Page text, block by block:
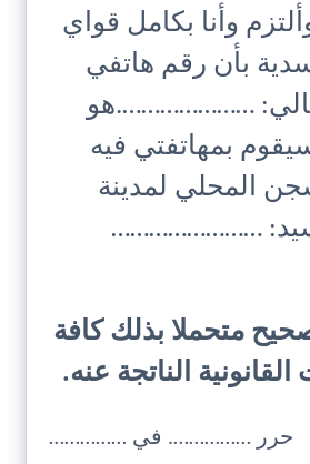
وأنا بكامل قواي
بأن رقم هاتفي
………………….هو
بمهاتفتي فيه
المحلي لمدينة
……………………
متحملا بذلك كافة
الناتجة عنه.
حرر ……………. في ……………